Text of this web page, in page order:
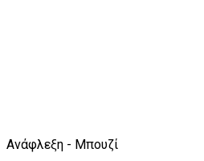
Ανάφλεξη - Μπουζί